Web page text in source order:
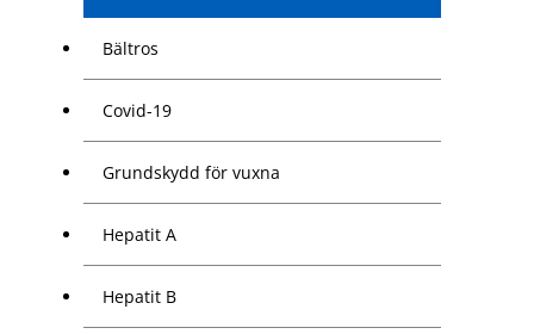
Bältros
Covid-19
Grundskydd för vuxna
Hepatit A
Hepatit B